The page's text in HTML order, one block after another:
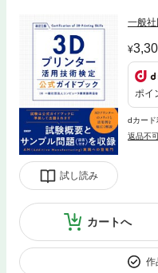
試し読み
一般
ポイ
dカード
返品不
カートへ
作